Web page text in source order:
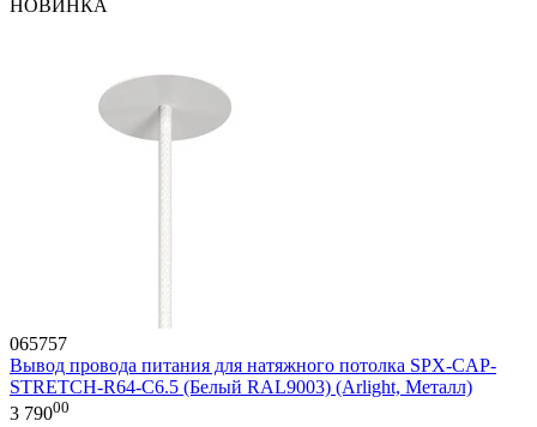
НОВИНКА
065757
Вывод провода питания для натяжного потолка SPX-CAP-
STRETCH-R64-C6.5 (Белый RAL9003) (Arlight, Металл)
3 79000